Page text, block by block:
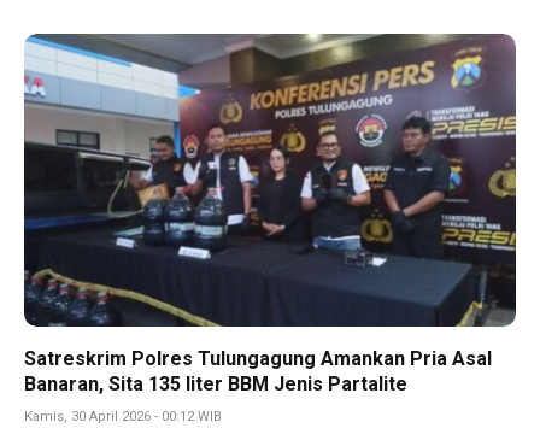
Satreskrim Polres Tulungagung Amankan Pria Asal
Banaran, Sita 135 liter BBM Jenis Partalite
Kamis, 30 April 2026 - 00:12 WIB